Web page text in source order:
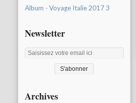
Album - Voyage Italie 2017 3
Newsletter
Archives